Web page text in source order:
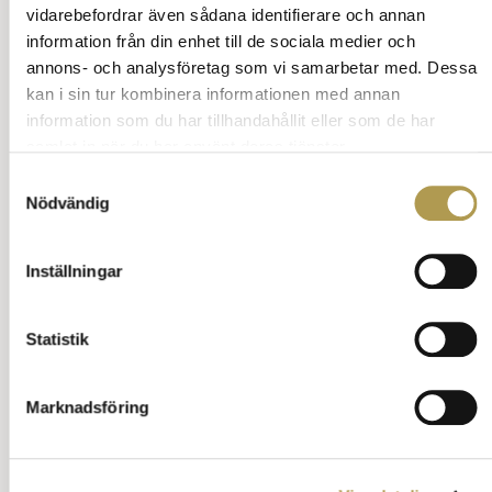
vidarebefordrar även sådana identifierare och annan
information från din enhet till de sociala medier och
annons- och analysföretag som vi samarbetar med. Dessa
kan i sin tur kombinera informationen med annan
information som du har tillhandahållit eller som de har
Nödvändig
Inställningar
Statistik
Marknadsföring
Den optimala reningen får man helt naken.